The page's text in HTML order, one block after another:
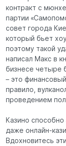
контракт с
партии
совет города
который бьет
поэтому такой
написал Макс в
бизнесе четыре
– это
правило,
проведением
Казино
даже онлайн-
Вдохновитесь